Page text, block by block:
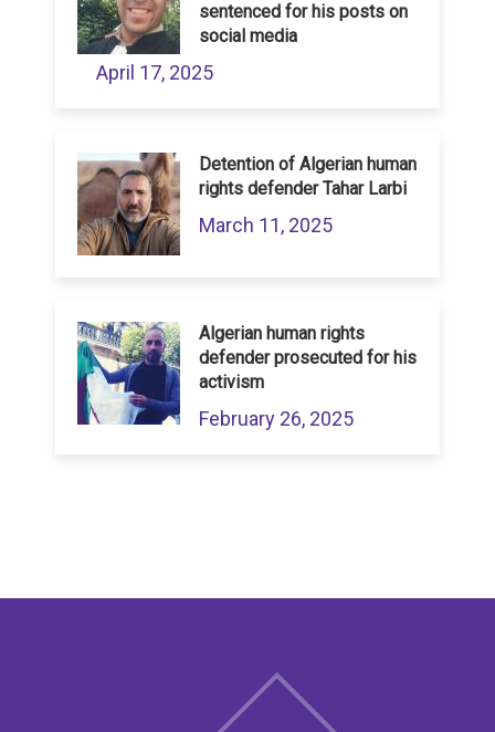
sentenced for his posts on
social media
April 17, 2025
Detention of Algerian human
rights defender Tahar Larbi
March 11, 2025
Algerian human rights
defender prosecuted for his
activism
February 26, 2025